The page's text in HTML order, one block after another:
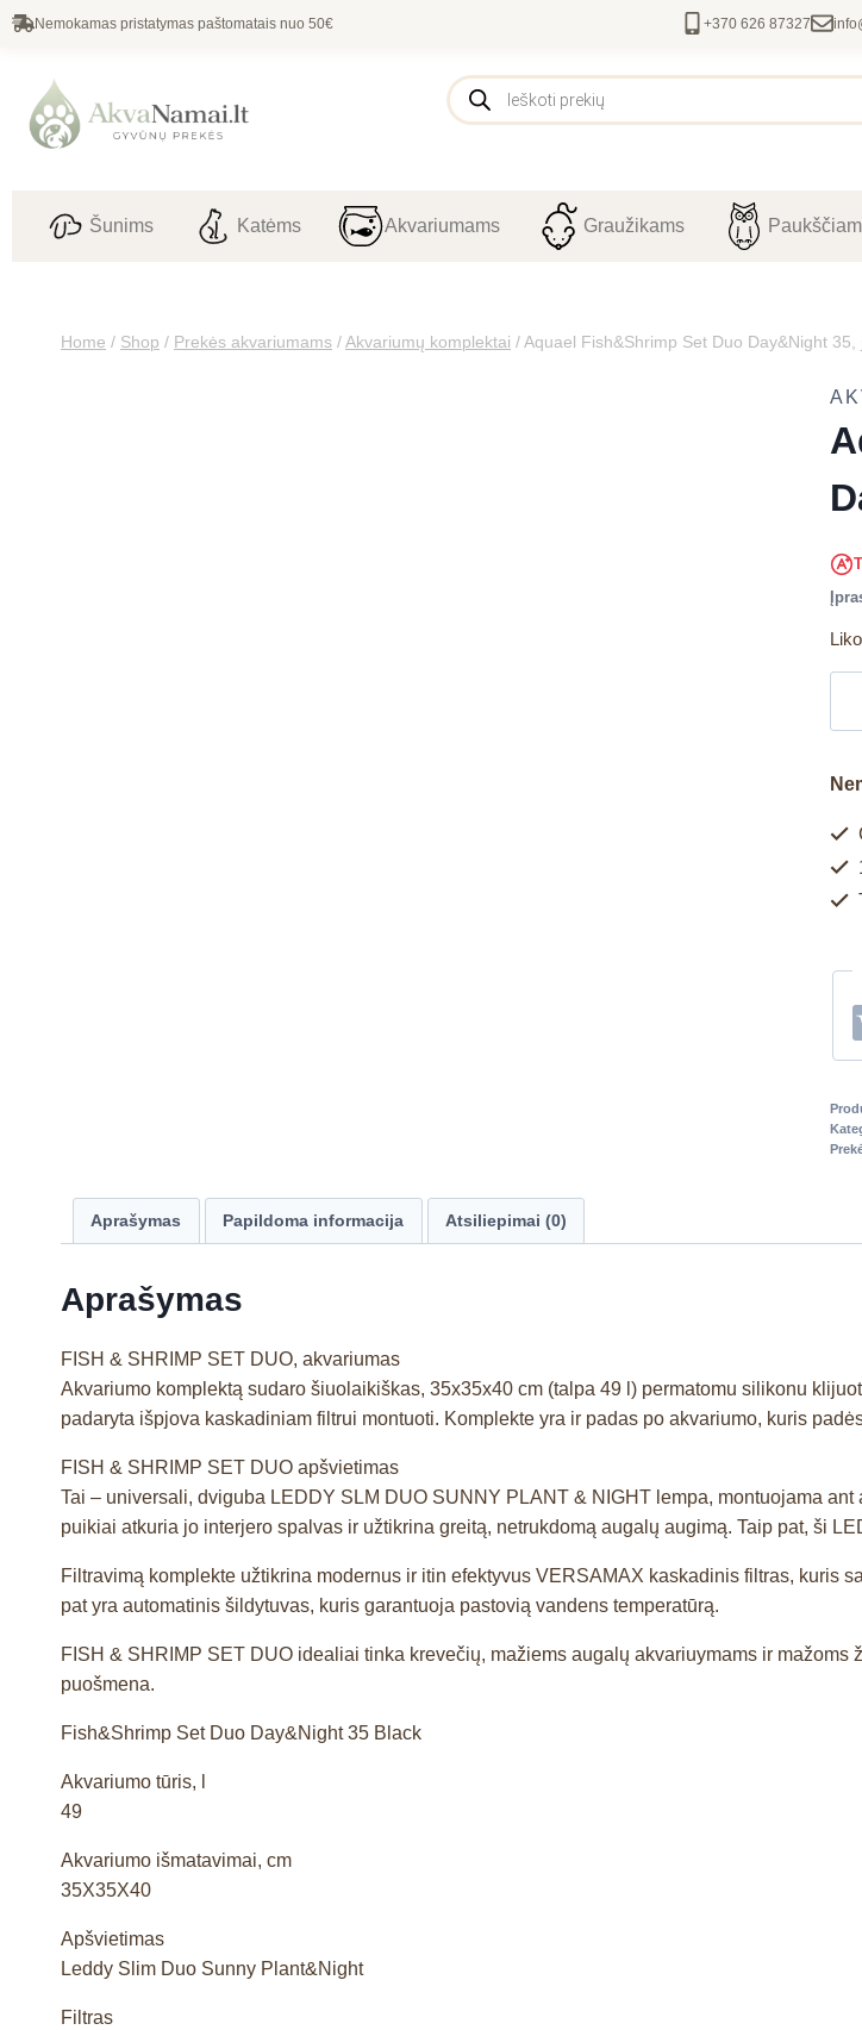
Nemokamas pristatymas paštomatais nuo 50€ +370 626 87327
Šunims Katėms Akvariumams Graužikams
Home / Shop / Prekės akvariumams / Akvariumų komplektai / Aquael Fish&Shrimp Set Duo Day&Night 35,
Aprašymas Papildoma informacija Atsiliepimai (0)
Aprašymas
FISH & SHRIMP SET DUO, akvariumas
Akvariumo komplektą sudaro šiuolaikiškas, 35x35x40 cm (talpa 49 l) permatomu silikonu
padaryta išpjova kaskadiniam filtrui montuoti. Komplekte yra ir padas po akvariumo, kuris
FISH & SHRIMP SET DUO apšvietimas
Tai – universali, dviguba LEDDY SLM DUO SUNNY PLANT & NIGHT lempa, montuojama
puikiai atkuria jo interjero spalvas ir užtikrina greitą, netrukdomą augalų augimą. Taip pat, ši
Filtravimą komplekte užtikrina modernus ir itin efektyvus VERSAMAX kaskadinis filtras, kuris
pat yra automatinis šildytuvas, kuris garantuoja pastovią vandens temperatūrą.
FISH & SHRIMP SET DUO idealiai tinka krevečių, mažiems augalų akvariuymams ir
puošmena.
Fish&Shrimp Set Duo Day&Night 35 Black
Akvariumo tūris, l
49
Akvariumo išmatavimai, cm
35X35X40
Apšvietimas
Leddy Slim Duo Sunny Plant&Night
Filtras